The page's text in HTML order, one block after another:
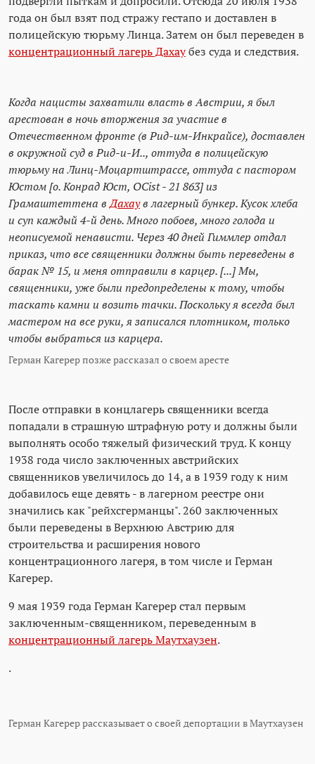
года он был взят под стражу гестапо и доставлен в
полицейскую тюрьму Линца. Затем он был переведен в
концентрационный лагерь Дахаубез суда и следствия.
Когда нацисты захватили власть в Австрии, я был
арестован в ночь вторжения за участие в
Отечественном фронте (в Рид-им-Инкрайсе), доставлен
в окружной суд в Рид-и-И.., оттуда в полицейскую
тюрьму на Линц-Моцартштрассе, оттуда с пастором
Юстом [о. Конрад Юст, OCist - 21 863] из
Грамаштеттена вДахаув лагерный бункер. Кусок хлеба
и суп каждый 4-й день. Много побоев, много голода и
неописуемой ненависти. Через 40 дней Гиммлер отдал
приказ, что все священники должны быть переведены в
барак № 15, и меня отправили в карцер. [...] Мы,
священники, уже были предопределены к тому, чтобы
таскать камни и возить тачки. Поскольку я всегда был
мастером на все руки, я записался плотником, только
чтобы выбраться из карцера.
Герман Кагерер позже рассказал о своем аресте
После отправки в концлагерь священники всегда
попадали в страшную штрафную роту и должны были
выполнять особо тяжелый физический труд. К концу
1938 года число заключенных австрийских
священников увеличилось до 14, а в 1939 году к ним
добавилось еще девять - в лагерном реестре они
значились как "рейхсгерманцы". 260 заключенных
были переведены в Верхнюю Австрию для
строительства и расширения нового
концентрационного лагеря, в том числе и Герман
Кагерер.
9 мая 1939 года Герман Кагерер стал первым
заключенным-священником, переведенным в
концентрационный лагерь Маутхаузен.
.
Герман Кагерер рассказывает о своей депортации в Маутхаузен